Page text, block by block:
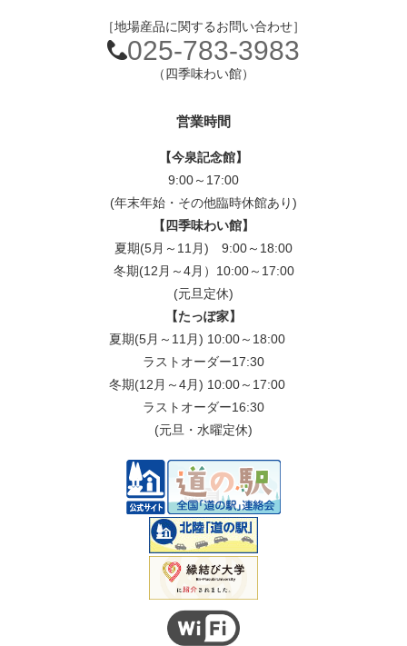
［地場産品に関するお問い合わせ］
025-783-3983
（四季味わい館）
営業時間
【今泉記念館】
9:00～17:00
(年末年始・その他臨時休館あり)
【四季味わい館】
夏期(5月～11月) 9:00～18:00
冬期(12月～4月）10:00～17:00
(元旦定休)
【たっぽ家】
夏期(5月～11月) 10:00～18:00
ラストオーダー17:30
冬期(12月～4月) 10:00～17:00
ラストオーダー16:30
(元旦・水曜定休)